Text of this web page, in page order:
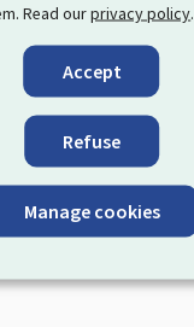
Read ourprivacy policy.
Accept
Refuse
Manage cookies
de